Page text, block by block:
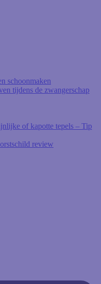
schoonmaken
tijdens de zwangerschap
of kapotte tepels – Tip
review